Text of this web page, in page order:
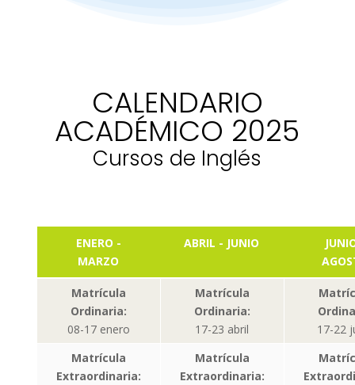
CALENDARIO
ACADÉMICO 2025
Cursos de Inglés
ENERO -
MARZO
ABRIL - JUNIO
Matrícula
Ordinaria:
08-17 enero
Matrícula
Ordinaria:
17-23 abril
17-22
Matrícula
Extraordinaria:
Matrícula
Extraordinaria: